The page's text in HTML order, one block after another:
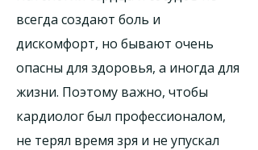
всегда создают боль и
дискомфорт, но бывают очень
опасны для здоровья, а иногда для
жизни. Поэтому важно, чтобы
кардиолог был профессионалом,
не терял время зря и не упускал